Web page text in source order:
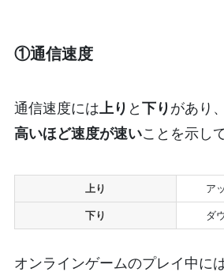
①通信速度
通信速度には上り と 下り があり、
高いほど速度が速いことを示し
上り ア
下り ダ
オンラインゲームのプレイ中に